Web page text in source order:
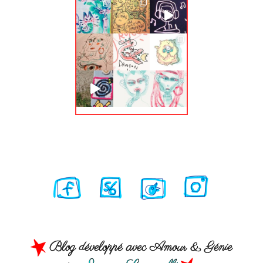
Blog développé avec Amour & Génie